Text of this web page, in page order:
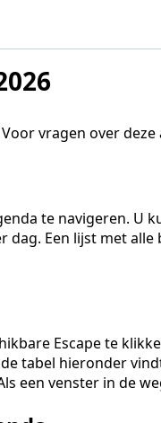
vragen over
te navigeren. U
Een lijst met
Escape te
tabel hieronder
een venster in de